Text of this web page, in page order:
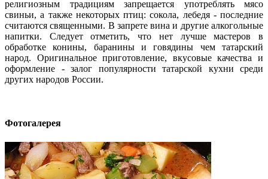
религиозным традициям запрещается употреблять мясо
свиньи, а также некоторых птиц: сокола, лебедя - последние
считаются священными. В запрете вина и другие алкогольные
напитки. Следует отметить, что нет лучше мастеров в
обработке конины, баранины и говядины чем татарский
народ. Оригинальное приготовление, вкусовые качества и
оформление - залог популярности татарской кухни среди
других народов России.
Фотогалерея